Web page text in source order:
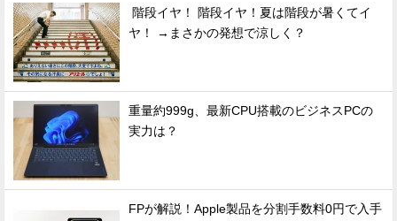
階段イヤ！ 階段イヤ！夏は階段が暑くてイ
ヤ！ →まさかの発想で涼しく？
重量約999g、最新CPU搭載のビジネスPCの
実力は？
FPが解説！Apple製品を分割手数料0円で入手